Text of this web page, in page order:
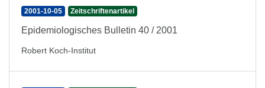
2001-10-05 Zeitschriftenartikel
Epidemiologisches Bulletin 40 / 2001
Robert Koch-Institut